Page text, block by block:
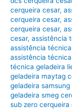
cerqueira cesar,
cerqueira cesar,
cerqueira cesar,
cesar,assistência
assistência
assistência
técnica geladeira
geladeira maytag
geladeira
geladeira smeg
sub zero cerqueira